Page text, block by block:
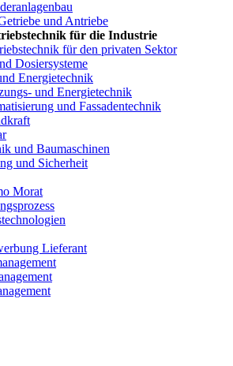
und Antriebe
für die Industrie
für den privaten Sektor
Dosiersysteme
Energietechnik
und Energietechnik
und Fassadentechnik
und Baumaschinen
und Sicherheit
Morat
Lieferant